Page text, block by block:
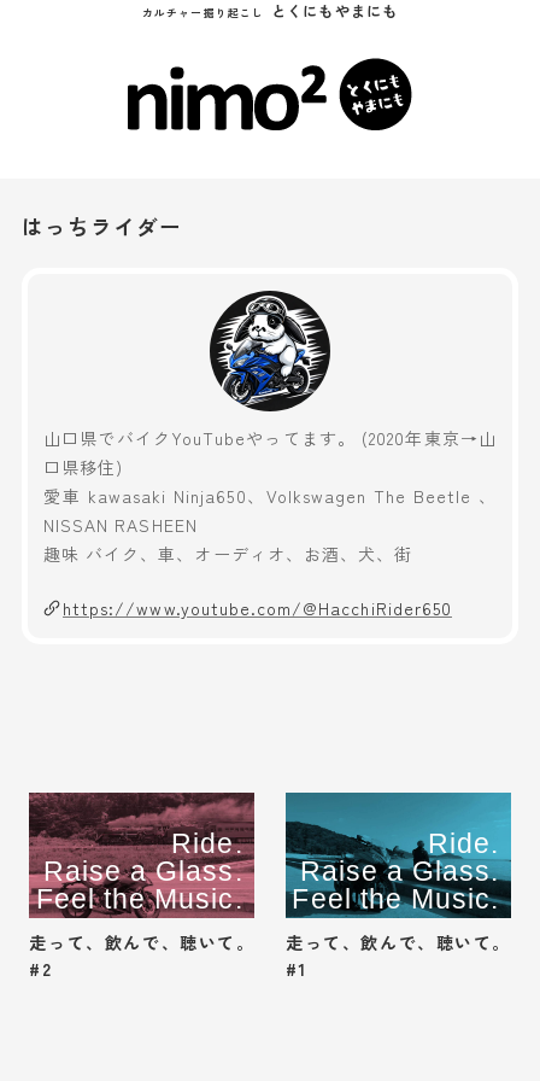
カルチャー掘り起こし とくにもやまにも
はっちライダー
山口県でバイクYouTubeやってます。 (2020年東京→山
口県移住)
愛車 kawasaki Ninja650、Volkswagen The Beetle 、
NISSAN RASHEEN
趣味 バイク、車、オーディオ、お酒、犬、街
https://www.youtube.com/@HacchiRider650
Ride.
Raise a Glass.
Feel the Music.
走って、飲んで、聴いて。
#2
Ride.
Raise a Glass.
Feel the Music.
走って、飲んで、聴いて。
#1